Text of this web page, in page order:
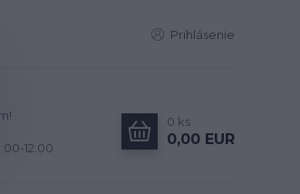
Prihlásenie
12:00
0 ks
0,00 EUR